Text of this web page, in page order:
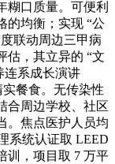
糊口质量。可便利
的均衡；实现 “公
联动周边三甲病
估，其立异的 “文
连系成长演讲
餐食。无传染性
合周边学校、社区
。焦点医护人员均
系统认证取 LEED
训，项目取 7 万平